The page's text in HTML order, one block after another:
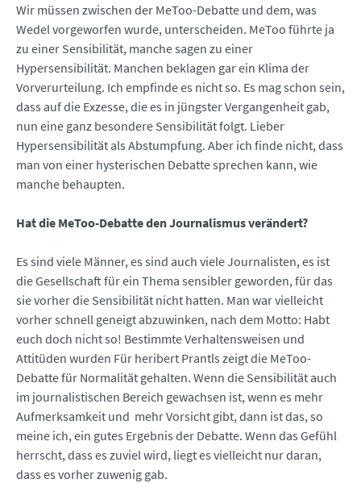
Wir müssen zwischen der MeToo-Debatte und dem, was
Wedel vorgeworfen wurde, unterscheiden. MeToo führte ja
zu einer Sensibilität, manche sagen zu einer
Hypersensibilität. Manchen beklagen gar ein Klima der
Vorverurteilung. Ich empfinde es nicht so. Es mag schon sein,
dass auf die Exzesse, die es in jüngster Vergangenheit gab,
nun eine ganz besondere Sensibilität folgt. Lieber
Hypersensibilität als Abstumpfung. Aber ich finde nicht, dass
man von einer hysterischen Debatte sprechen kann, wie
manche behaupten.
Hat die MeToo-Debatte den Journalismus verändert?
Es sind viele Männer, es sind auch viele Journalisten, es ist
die Gesellschaft für ein Thema sensibler geworden, für das
sie vorher die Sensibilität nicht hatten. Man war vielleicht
vorher schnell geneigt abzuwinken, nach dem Motto: Habt
euch doch nicht so! Bestimmte Verhaltensweisen und
Attitüden wurden Für heribert Prantls zeigt die MeToo-
Debatte für Normalität gehalten. Wenn die Sensibilität auch
im journalistischen Bereich gewachsen ist, wenn es mehr
Aufmerksamkeit und mehr Vorsicht gibt, dann ist das, so
meine ich, ein gutes Ergebnis der Debatte. Wenn das Gefühl
herrscht, dass es zuviel wird, liegt es vielleicht nur daran,
dass es vorher zuwenig gab.